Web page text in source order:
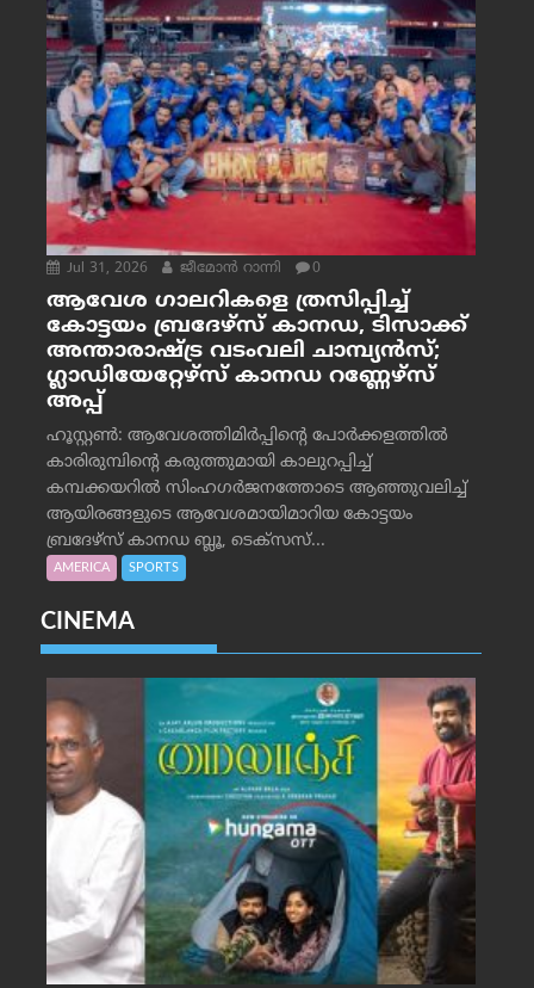
Jul 31, 2026 ജീമോന്‍ റാന്നി 0
ആവേശ ഗാലറികളെ ത്രസിപ്പിച്ച്
കോട്ടയം ബ്രദേഴ്‌സ് കാനഡ, ടിസാക്ക്
അന്താരാഷ്ട്ര വടംവലി ചാമ്പ്യന്‍സ്;
ഗ്ലാഡിയേറ്റേഴ്‌സ് കാനഡ റണ്ണേഴ്‌സ്
അപ്പ്
ഹൂസ്റ്റണ്‍: ആവേശത്തിമിര്‍പ്പിന്റെ പോര്‍ക്കളത്തില്‍
കാരിരുമ്പിന്റെ കരുത്തുമായി കാലുറപ്പിച്ച്
കമ്പക്കയറില്‍ സിംഹഗര്‍ജനത്തോടെ ആഞ്ഞുവലിച്ച്
ആയിരങ്ങളുടെ ആവേശമായിമാറിയ കോട്ടയം
ബ്രദേഴ്‌സ് കാനഡ ബ്ലൂ, ടെക്‌സസ്...
AMERICA SPORTS
CINEMA